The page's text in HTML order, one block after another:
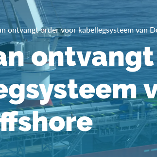
ontvangt order voor kabellegsysteem van